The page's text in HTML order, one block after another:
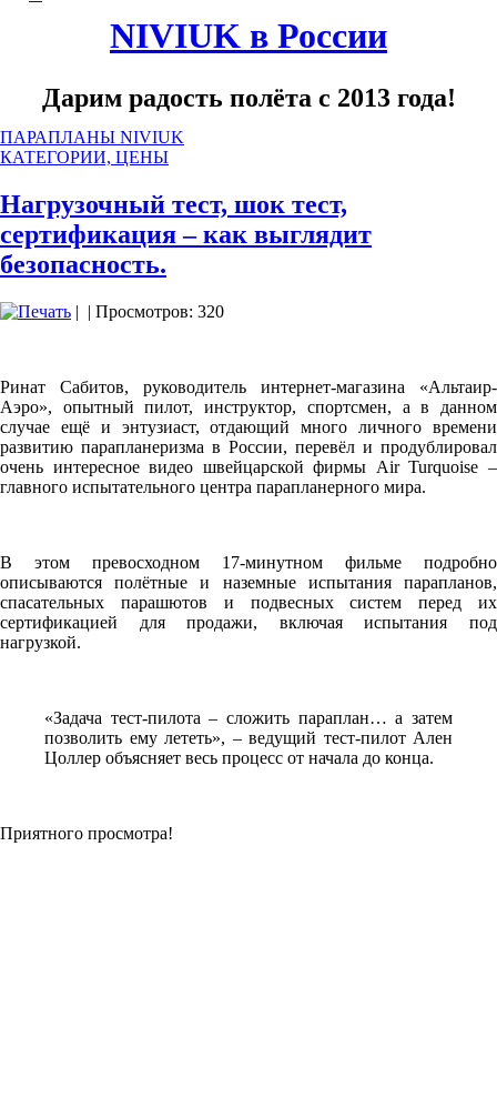
NIVIUK в России
Дарим радость полёта с 2013 года!
ПАРАПЛАНЫ NIVIUK
КАТЕГОРИИ, ЦЕНЫ
Нагрузочный тест, шок тест,
сертификация – как выглядит
безопасность.
| | Просмотров: 320
Ринат Сабитов, руководитель интернет-магазина «Альтаир-
Аэро», опытный пилот, инструктор, спортсмен, а в данном
случае ещё и энтузиаст, отдающий много личного времени
развитию парапланеризма в России, перевёл и продублировал
очень интересное видео швейцарской фирмы Air Turquoise –
главного испытательного центра парапланерного мира.
В этом превосходном 17-минутном фильме подробно
описываются полётные и наземные испытания парапланов,
спасательных парашютов и подвесных систем перед их
сертификацией для продажи, включая испытания под
нагрузкой.
«Задача тест-пилота – сложить параплан… а затем
позволить ему лететь», – ведущий тест-пилот Ален
Цоллер объясняет весь процесс от начала до конца.
Приятного просмотра!